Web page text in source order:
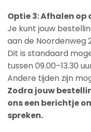
Optie 3: Afhalen
Je kunt jouw
aan de Noordenweg
Dit is standaard
tussen 09.00–13.30
Andere tijden zijn
Zodra jouw
ons een berichtje
spreken.